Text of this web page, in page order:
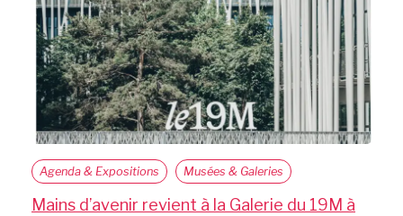
Agenda & Expositions Musées & Galeries
Mains d’avenir revient à la Galerie du 19M à